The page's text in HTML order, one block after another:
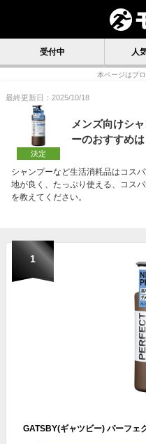
受付中 人
本ページはプ
最終更新日：2025/10/18
決定
メンズ向けシ
ーのおすすめは
シャンプーなど生活消耗品はコス
地が良く、たっぷり使える、コス
を教えてください。
1